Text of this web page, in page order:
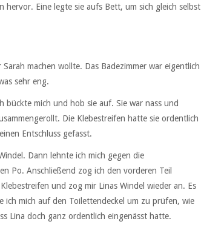
hervor. Eine legte sie aufs Bett, um sich gleich selbst
machen wollte. Das Badezimmer war eigentlich
sehr eng.
bückte mich und hob sie auf. Sie war nass und
Die Klebestreifen hatte sie ordentlich
Entschluss gefasst.
Dann lehnte ich mich gegen die
Po. Anschließend zog ich den vorderen Teil
und zog mir Linas Windel wieder an. Es
ich mich auf den Toilettendeckel um zu prüfen, wie
Lina doch ganz ordentlich eingenässt hatte.